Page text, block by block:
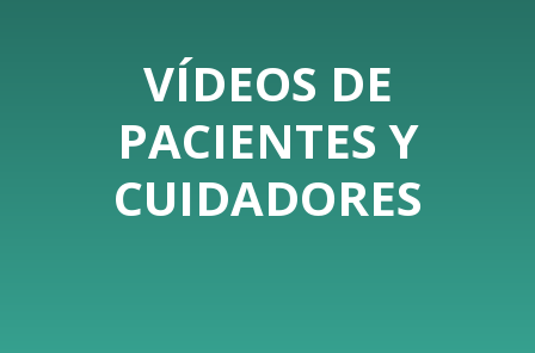
VÍDEOS DE
PACIENTES Y
CUIDADORES